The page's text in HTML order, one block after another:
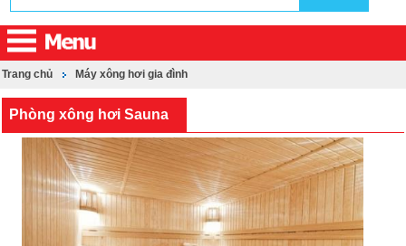
Trang chủ Máy xông hơi gia đình
Phòng xông hơi Sauna